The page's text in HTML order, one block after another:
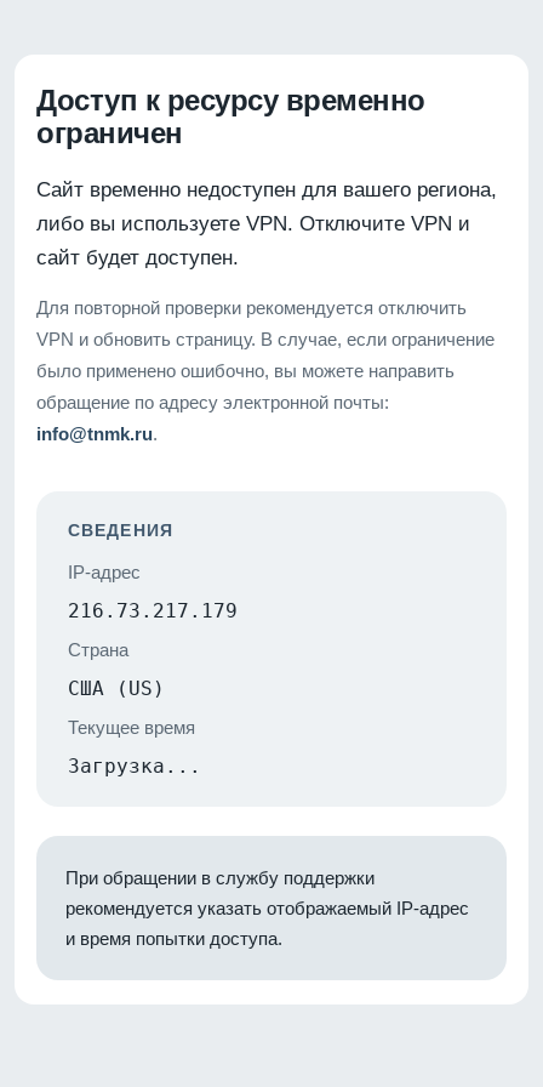
Доступ к ресурсу временно
ограничен
Сайт временно недоступен для вашего региона,
либо вы используете VPN. Отключите VPN и
сайт будет доступен.
Для повторной проверки рекомендуется отключить
VPN и обновить страницу. В случае, если ограничение
было применено ошибочно, вы можете направить
обращение по адресу электронной почты:
info@tnmk.ru.
СВЕДЕНИЯ
IP-адрес
216.73.217.179
Страна
США (US)
Текущее время
Загрузка...
При обращении в службу поддержки
рекомендуется указать отображаемый IP-адрес
и время попытки доступа.